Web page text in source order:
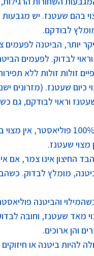
בהם שעטנז. יש מגבעות
לבודקם.
יותר, הביטנה לפעמים
לבדוק. לפעמים
זולות זולות ללא
כיום שעטנז. (מזרונים
וראוי לבודקם, גם
כשהבד החיצון 100%
מצוי שעטנז.
החיצון אינו צמר, אם
מומלץ לבדוק.
והביטנה
מאד שעטנז, וחובה
והן ארוכים.
להיות ביטנה או